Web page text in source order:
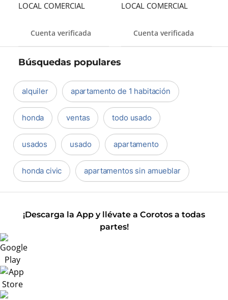
LOCAL COMERCIAL
Cuenta verificada
LOCAL COMERCIAL
Cuenta verificada
Búsquedas populares
alquiler apartamento de 1 habitación
honda ventas todo usado
usados usado apartamento
honda civic apartamentos sin amueblar
¡Descarga la App y llévate a Corotos a todas
partes!